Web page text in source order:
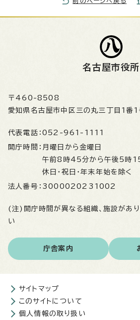
名古屋市役所
〒460-8508
愛知県名古屋市中区三の丸三丁目1番1
代表電話： 052-961-1111
開庁時間： 月曜日から金曜日
午前8時45分から午後5時
休日・祝日・年末年始を除く
法人番号： 3000020231002
(注)開庁時間が異なる組織、施設があ
い
庁舎案内
サイトマップ
このサイトについて
個人情報の取り扱い